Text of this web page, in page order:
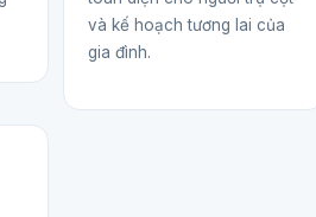
và kế hoạch tương lai của
gia đình.